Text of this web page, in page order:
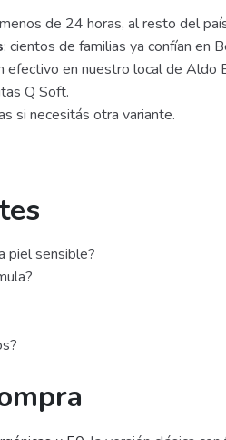
de 24 horas, al resto del
: cientos de familias ya confían en
efectivo en nuestro local de Aldo
Q Soft.
si necesitás otra variante.
piel sensible?